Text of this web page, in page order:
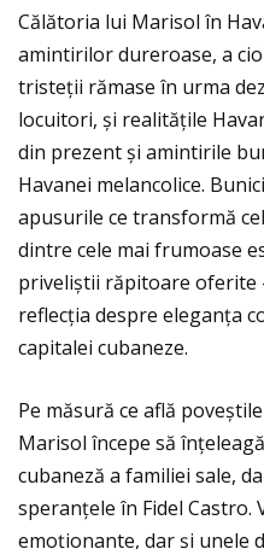
Călătoria lui Marisol în
amintirilor dureroase, a
tristeţii rămase în urma
locuitori, și realităţile
din prezent și amintirile
Havanei melancolice.
apusurile ce transformă
dintre cele mai frumoase
priveliștii răpitoare oferite
reflecţia despre eleganţa
capitalei cubaneze.
Pe măsură ce află
Marisol începe să
cubaneză a familiei sale,
speranţele în Fidel Castro.
emoţionante, dar și unele